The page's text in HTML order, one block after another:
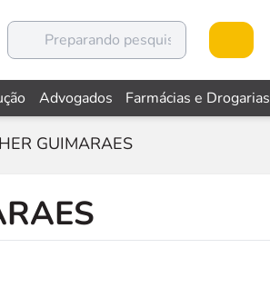
Advogados Farmácias e Drogarias
GUIMARAES